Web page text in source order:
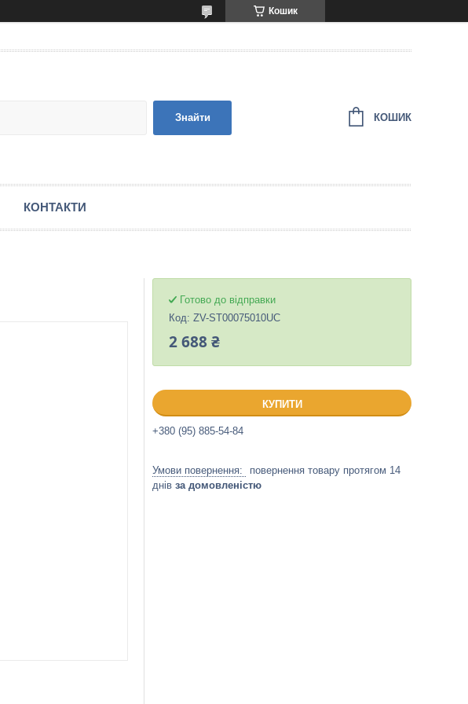
Кошик
Знайти КОШИК
КОНТАКТИ
Готово до відправки
Код: ZV-ST00075010UC
2 688 ₴
КУПИТИ
+380 (95) 885-54-84
повернення товару протягом 14
днів за домовленістю